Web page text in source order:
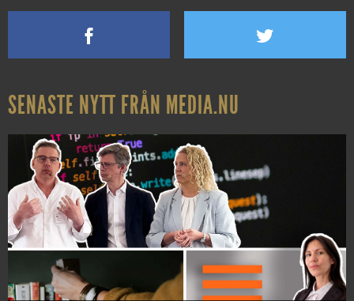
SENASTE NYTT FRÅN MEDIA.NU